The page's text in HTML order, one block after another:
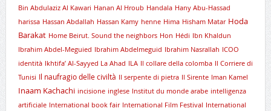
Bin Abdulaziz Al Kawari Hanan Al Hroub Handala Hany Abu-Hassad
harissa Hassan Abdallah Hassan Kamy henne Hima Hisham Matar Hoda
Barakat Home Beirut. Sound the neighbors Hon Hédi Ibn Khaldun
Ibrahim Abdel-Meguied Ibrahim Abdelmeguid Ibrahim Nasrallah ICOO
identità Ikhtifa’ Al-Sayyed La Ahad ILA Il collare della colomba Il Corriere di
Tunisi Il naufragio delle civiltà Il serpente di pietra Il Sirente Iman Kamel
Inaam Kachachi incisione inglese Institut du monde arabe intelligenza
artificiale International book fair International Film Festival International